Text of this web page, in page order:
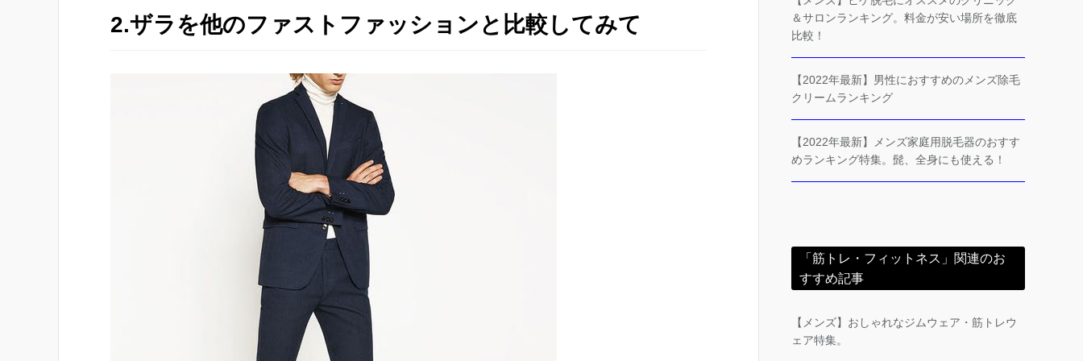
2.ザラを他のファストファッションと比較してみて
＆サロンランキング。料金が安い場所を徹底
比較！
【2022年最新】男性におすすめのメンズ除毛
クリームランキング
【2022年最新】メンズ家庭用脱毛器のおすす
めランキング特集。髭、全身にも使える！
「筋トレ・フィットネス」関連のお
すすめ記事
【メンズ】おしゃれなジムウェア・筋トレウ
ェア特集。